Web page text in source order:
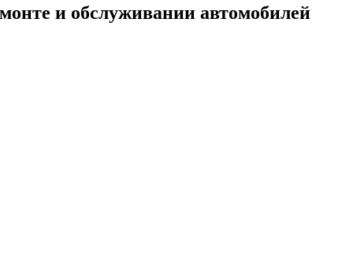
и обслуживании автомобилей